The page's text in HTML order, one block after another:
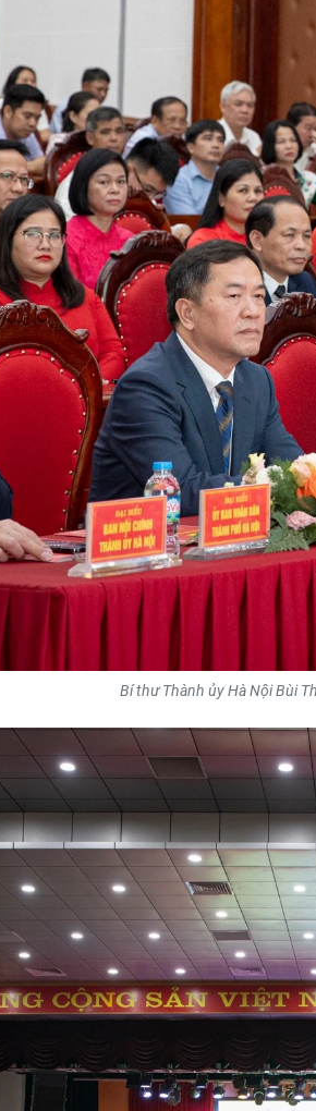
Bí thư Thành ủy Hà Nội Bùi